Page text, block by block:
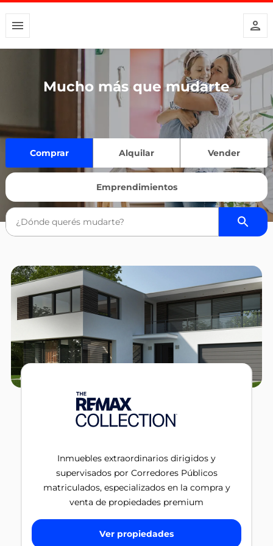
Mucho más que mudarte
Comprar Alquilar Vender
Emprendimientos
Inmuebles extraordinarios dirigidos y
supervisados por Corredores Públicos
matriculados, especializados en la compra y
venta de propiedades premium
Ver propiedades